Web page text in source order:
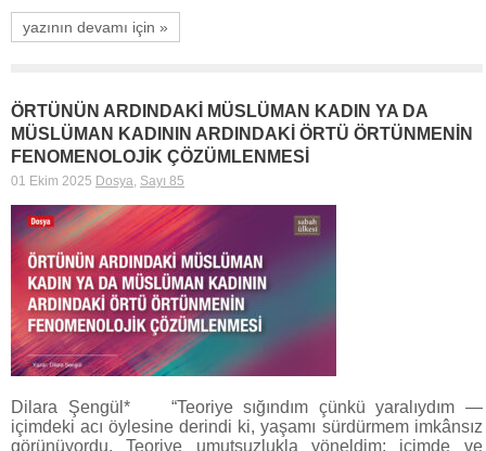
yazının devamı için »
ÖRTÜNÜN ARDINDAKİ MÜSLÜMAN KADIN YA DA
MÜSLÜMAN KADININ ARDINDAKİ ÖRTÜ ÖRTÜNMENİN
FENOMENOLOJİK ÇÖZÜMLENMESİ
01 Ekim 2025 Dosya, Sayı 85
Dilara Şengül* “Teoriye sığındım çünkü yaralıydım —
içimdeki acı öylesine derindi ki, yaşamı sürdürmem imkânsız
görünüyordu. Teoriye umutsuzlukla yöneldim; içimde ve